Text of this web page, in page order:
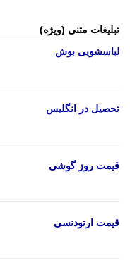
تبلیغات متنی (ویژه)
لباسشویی بوش
تحصیل در انگلیس
قیمت روز گوشی
قیمت ارتودنسی